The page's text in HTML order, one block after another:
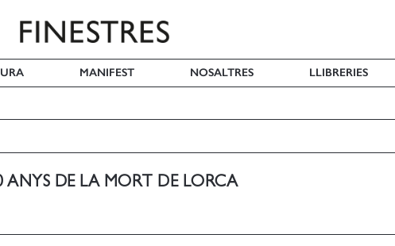
MANIFEST NOSALTRES LLIBRERIES
ANYS DE LA MORT DE LORCA